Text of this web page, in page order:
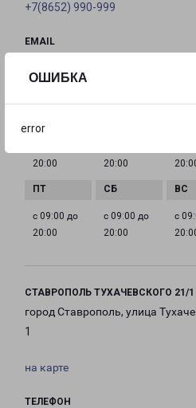
ОШИБКА
error
+7(8652) 990-999
EMAIL
20:00
20:00
с 09:00 до
20:00
с 09:00 до
20:00
с
СТАВРОПОЛЬ ТУХАЧЕВСКОГО 21/1
город Ставрополь, улица
1
на карте
ТЕЛЕФОН